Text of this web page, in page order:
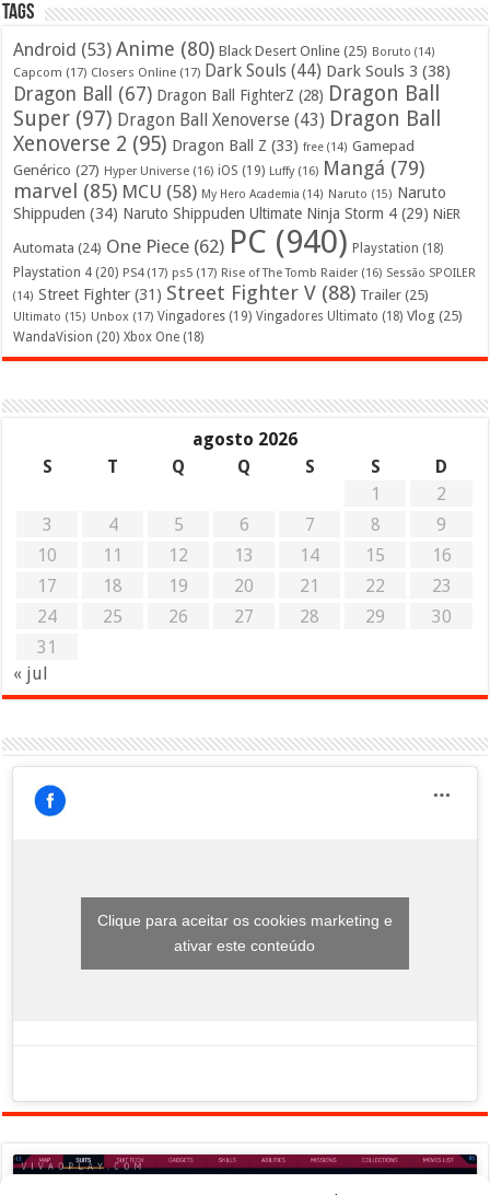
Tags
Android (53) Anime (80) Black Desert Online (25) Boruto (14)
Capcom (17) Closers Online (17) Dark Souls (44) Dark Souls 3 (38)
Dragon Ball (67) Dragon Ball FighterZ (28) Dragon Ball
Super (97) Dragon Ball Xenoverse (43) Dragon Ball
Xenoverse 2 (95) Dragon Ball Z (33) free (14) Gamepad
Genérico (27) Hyper Universe (16) iOS (19) Luffy(16) Mangá (79)
marvel (85) MCU (58) My Hero Academia (14) Naruto (15) Naruto
Shippuden (34) Naruto Shippuden Ultimate Ninja Storm 4 (29) NiER
Automata (24) One Piece (62) PC (940) Playstation (18)
Playstation 4 (20) PS4(17) ps5 (17) Rise of The Tomb Raider (16) Sessão SPOILER
(14) Street Fighter (31) Street Fighter V (88) Trailer (25)
Ultimato (15) Unbox (17) Vingadores (19) Vingadores Ultimato (18) Vlog (25)
WandaVision (20) Xbox One (18)
agosto 2026
S
T Q Q S S
D
1
2
3
4 5 6 7 8
9
10
11 12 13 14 15
16
17
18 19 20 21 22
23
24
25 26 27 28 29
30
31
« jul
Clique para aceitar os cookies marketing e
ativar este conteúdo